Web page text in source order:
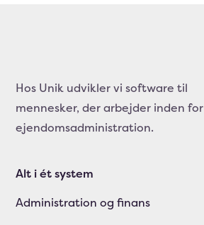
Hos Unik udvikler vi software til
mennesker, der arbejder inden for
ejendomsadministration.
Alt i ét system
Administration og finans